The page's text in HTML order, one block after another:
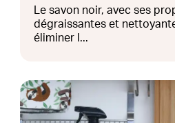
Le savon noir, avec ses
dégraissantes et
éliminer l...